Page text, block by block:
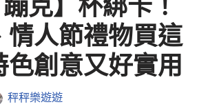
克】杯綁卡！
情人節禮物買這
色創意又好實用
秤秤樂遊遊